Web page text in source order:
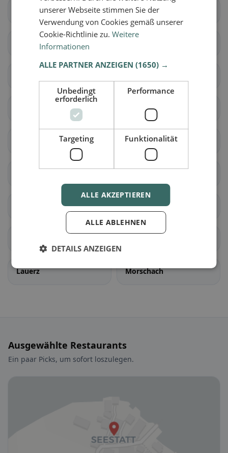
Gersau Feusisberg
Freienbach
Lachen
Schübelbach
Alpthal
Lauerz Morschach
Ausgewählte Restaurants
Ein paar Picks, um sofort loszulegen.
unserer Webseite stimmen Sie der
Verwendung von Cookies gemäß unserer
Cookie-Richtlinie zu.Weitere
Informationen
ALLE PARTNER ANZEIGEN(1650) →
Unbedingt
erforderlich
Performance
Targeting Funktionalität
ALLE AKZEPTIEREN
ALLE ABLEHNEN
DETAILS ANZEIGEN